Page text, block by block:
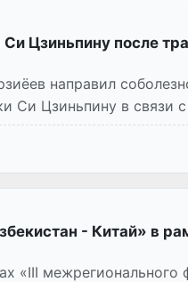
Цзиньпину после
направил
Си Цзиньпину в связи с
- Китай» в
«III межрегионального